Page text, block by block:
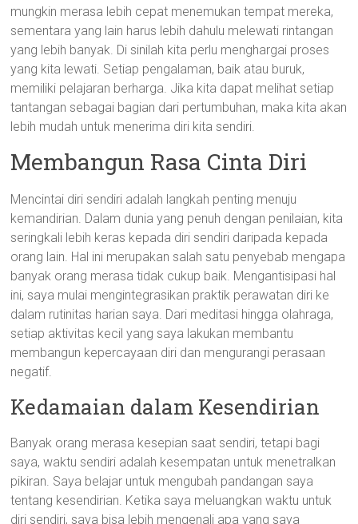
mungkin merasa lebih cepat menemukan tempat mereka,
sementara yang lain harus lebih dahulu melewati rintangan
yang lebih banyak. Di sinilah kita perlu menghargai proses
yang kita lewati. Setiap pengalaman, baik atau buruk,
memiliki pelajaran berharga. Jika kita dapat melihat setiap
tantangan sebagai bagian dari pertumbuhan, maka kita akan
lebih mudah untuk menerima diri kita sendiri.
Membangun Rasa Cinta Diri
Mencintai diri sendiri adalah langkah penting menuju
kemandirian. Dalam dunia yang penuh dengan penilaian, kita
seringkali lebih keras kepada diri sendiri daripada kepada
orang lain. Hal ini merupakan salah satu penyebab mengapa
banyak orang merasa tidak cukup baik. Mengantisipasi hal
ini, saya mulai mengintegrasikan praktik perawatan diri ke
dalam rutinitas harian saya. Dari meditasi hingga olahraga,
setiap aktivitas kecil yang saya lakukan membantu
membangun kepercayaan diri dan mengurangi perasaan
negatif.
Kedamaian dalam Kesendirian
Banyak orang merasa kesepian saat sendiri, tetapi bagi
saya, waktu sendiri adalah kesempatan untuk menetralkan
pikiran. Saya belajar untuk mengubah pandangan saya
tentang kesendirian. Ketika saya meluangkan waktu untuk
diri sendiri, saya bisa lebih mengenali apa yang saya